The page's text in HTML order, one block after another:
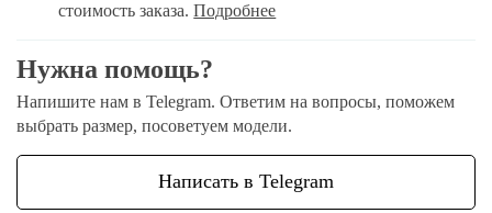
стоимость заказа.Подробнее
Нужна помощь?
Напишите нам в Telegram. Ответим на вопросы, поможем
выбрать размер, посоветуем модели.
Написать в Telegram